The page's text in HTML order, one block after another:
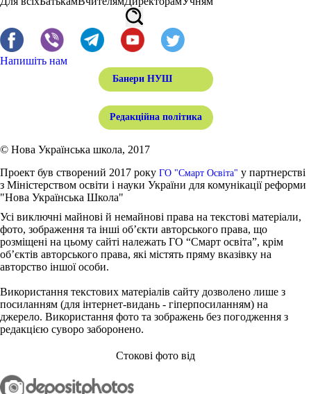
Напишіть нам
Банери НУШ
Редакційна політика
© Нова Українська школа, 2017
Проект був створений 2017 року ГО "Смарт Освіта" у партнерстві
з Міністерством освіти і науки України для комунікації реформи
"Нова Українська Школа"
Усі виключні майнові й немайнові права на текстові матеріали,
фото, зображення та інші об’єкти авторського права, що
розміщені на цьому сайті належать ГО “Смарт освіта”, крім
об’єктів авторського права, які містять пряму вказівку на
авторство іншої особи.
Використання текстових матеріалів сайту дозволено лише з
посиланням (для інтернет-видань - гіперпосиланням) на
джерело. Використання фото та зображень без погодження з
редакцією суворо заборонено.
Стокові фото від